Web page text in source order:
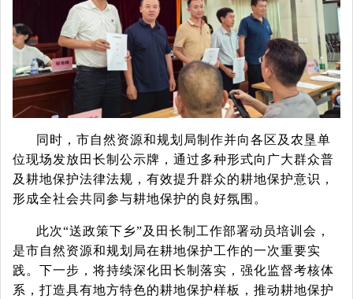
同时，市自然资源和规划局制作并向各区及农垦单
位现场发放田长制公示牌，通过多种形式向广大群众普
及耕地保护法律法规，有效提升群众的耕地保护意识，
形成全社会共同参与耕地保护的良好氛围。
此次“送政策下乡”及田长制工作部署动员培训会，
是市自然资源和规划局在耕地保护工作的一次重要实
践。下一步，将持续深化田长制落实，强化监督考核体
系，打造具有地方特色的耕地保护样板，推动耕地保护